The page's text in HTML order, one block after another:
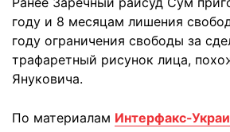
году и 8 месяцам лишения
году ограничения свободы за
трафаретный рисунок лица,
Януковича.
По материалам Интерфакс-